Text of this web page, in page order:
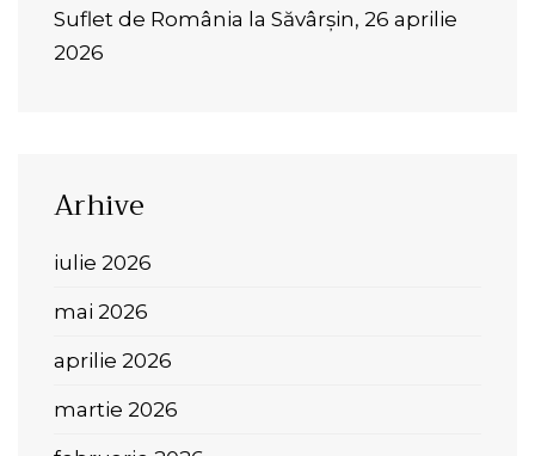
Suflet de România la Săvârșin, 26 aprilie
2026
Arhive
iulie 2026
mai 2026
aprilie 2026
martie 2026